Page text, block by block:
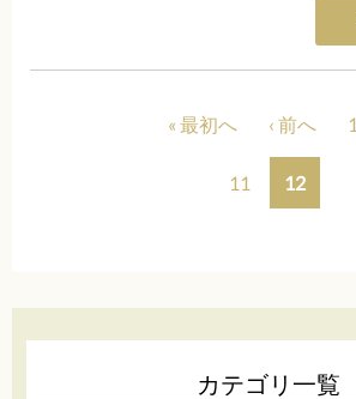
« 最初へ ‹ 前へ
11 12
カテゴリ一覧